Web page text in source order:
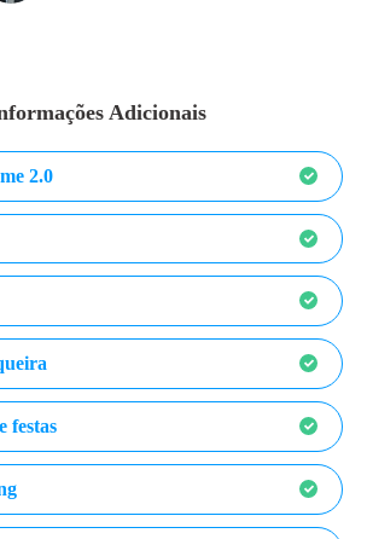
Adicionais
2.0
festas